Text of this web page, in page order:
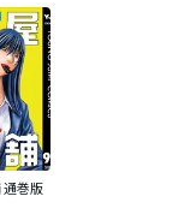
通巻版